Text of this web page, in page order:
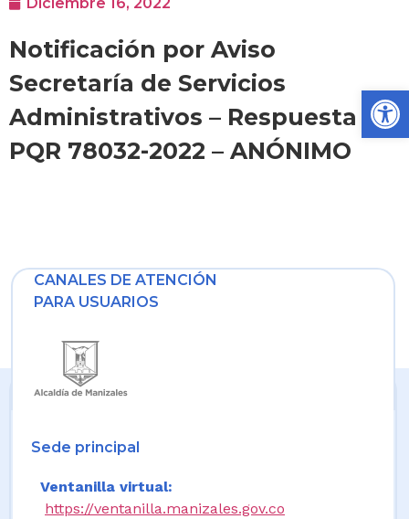
Diciembre 16, 2022
Notificación por Aviso
Secretaría de Servicios
Administrativos – Respuesta
PQR 78032-2022 – ANÓNIMO
CANALES DE ATENCIÓN
PARA USUARIOS
Sede principal
Ventanilla virtual:
https://ventanilla.manizales.gov.co